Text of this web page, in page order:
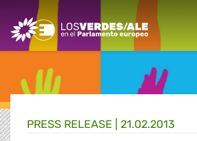
Greens/EFA Home
PRESS RELEASE | 21.02.2013